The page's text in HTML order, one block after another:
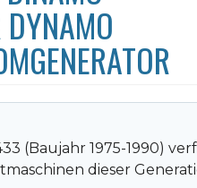
(Baujahr 1975-1990)
dieser